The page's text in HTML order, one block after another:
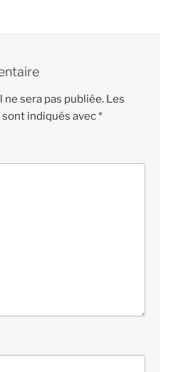
sera pas publiée. Les
indiqués avec*